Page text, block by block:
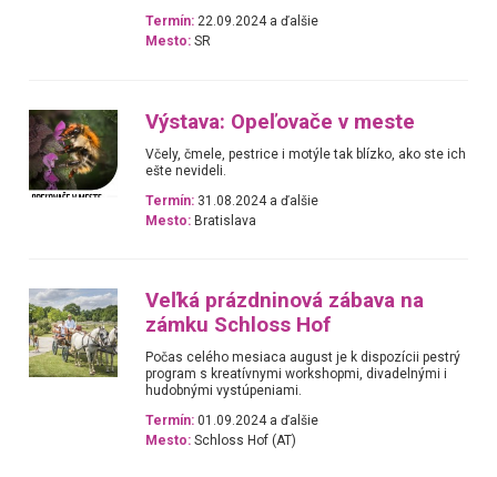
Termín: 22.09.2024 a ďalšie
Mesto: SR
Výstava: Opeľovače v meste
Včely, čmele, pestrice i motýle tak blízko, ako ste ich
ešte nevideli.
Termín: 31.08.2024 a ďalšie
Mesto: Bratislava
Veľká prázdninová zábava na
zámku Schloss Hof
Počas celého mesiaca august je k dispozícii pestrý
program s kreatívnymi workshopmi, divadelnými i
hudobnými vystúpeniami.
Termín: 01.09.2024 a ďalšie
Mesto: Schloss Hof (AT)